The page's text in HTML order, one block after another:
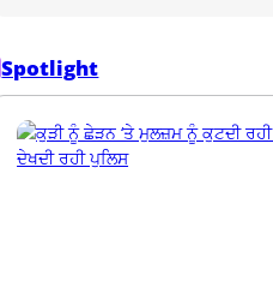
Spotlight